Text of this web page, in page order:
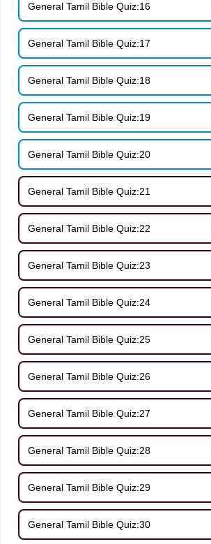
General Tamil Bible Quiz:16
General Tamil Bible Quiz:17
General Tamil Bible Quiz:18
General Tamil Bible Quiz:19
General Tamil Bible Quiz:20
General Tamil Bible Quiz:21
General Tamil Bible Quiz:22
General Tamil Bible Quiz:23
General Tamil Bible Quiz:24
General Tamil Bible Quiz:25
General Tamil Bible Quiz:26
General Tamil Bible Quiz:27
General Tamil Bible Quiz:28
General Tamil Bible Quiz:29
General Tamil Bible Quiz:30